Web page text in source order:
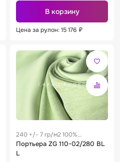
В корзину
Цена за рулон: 15 176 ₽
240 +/- 7 гр/м2 100%
полиэстер
Портьера ZG 110-02/280 BL
L